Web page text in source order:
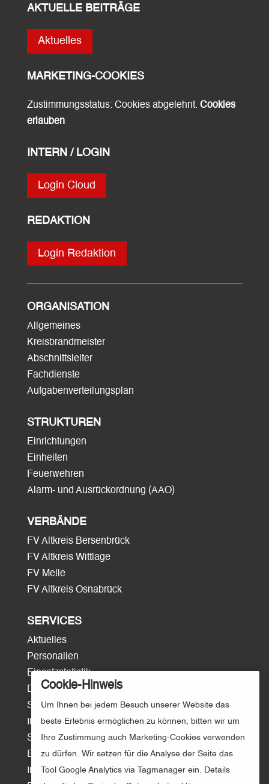
AKTUELLE BEITRÄGE
Aktuelles
MARKETING-COOKIES
Zustimmungsstatus: Cookies abgelehnt. Cookies
erlauben
INTERN / LOGIN
Login Cloud
REDAKTION
Login Redaktion
ORGANISATION
Allgemeines
Kreisbrandmeister
Abschnittsleiter
Fachdienste
Aufgabenverteilungsplan
STRUKTUREN
Einrichtungen
Einheiten
Feuerwehren
Alarm- und Ausrückordnung (AAO)
VERBÄNDE
FV Altkreis Bersenbrück
FV Altkreis Wittlage
FV Melle
FV Altkreis Osnabrück
SERVICES
Aktuelles
Personalien
Einsatzstatistik
Download
Surftipps
Intern/Login
Sitemap
E-Mail
Impressum
Cookie-Hinweis
Um Ihnen bei jedem Besuch unserer Website das
beste Erlebnis ermöglichen zu können, bitten wir um
Ihre Zustimmung auch Marketing-Cookies verwenden
zu dürfen. Wir setzen für die Analyse der Seite das
Tool Google Analytics via Tagmanager ein. Details